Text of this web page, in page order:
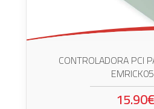
CONTROLADORA PCI
15.90€